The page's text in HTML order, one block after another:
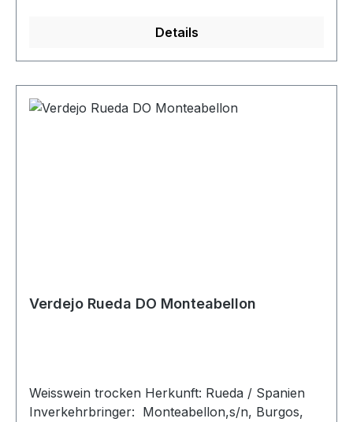
Details
Verdejo Rueda DO Monteabellon
Weisswein trocken Herkunft: Rueda / Spanien
Inverkehrbringer: Monteabellon,s/n, Burgos,